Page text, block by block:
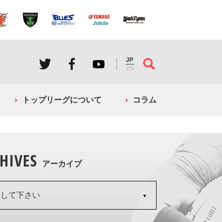
JP
EN
トップリーグについて コラム
アーカイブ
て下さい